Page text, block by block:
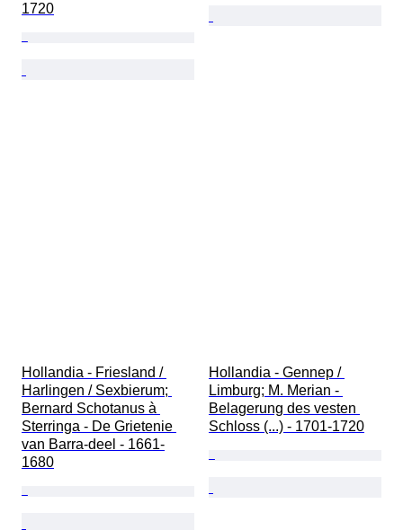
1720
Hollandia - Friesland /
Harlingen / Sexbierum;
Bernard Schotanus à
Sterringa - De Grietenie
van Barra-deel - 1661-
1680
Hollandia - Gennep /
Limburg; M. Merian -
Belagerung des vesten
Schloss (...) - 1701-1720